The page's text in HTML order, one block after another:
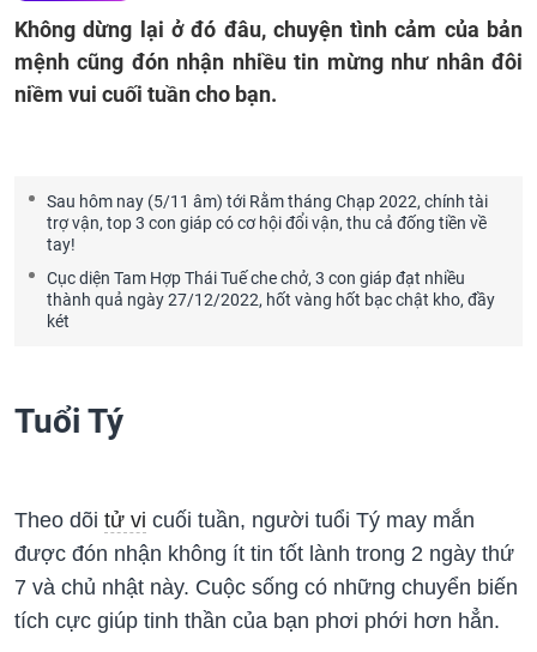
Không dừng lại ở đó đâu, chuyện tình cảm của bản
mệnh cũng đón nhận nhiều tin mừng như nhân đôi
niềm vui cuối tuần cho bạn.
Sau hôm nay (5/11 âm) tới Rằm tháng Chạp 2022, chính tài
trợ vận, top 3 con giáp có cơ hội đổi vận, thu cả đống tiền về
tay!
Cục diện Tam Hợp Thái Tuế che chở, 3 con giáp đạt nhiều
thành quả ngày 27/12/2022, hốt vàng hốt bạc chật kho, đầy
két
Tuổi Tý
Theo dõi tử vi cuối tuần, người tuổi Tý may mắn
được đón nhận không ít tin tốt lành trong 2 ngày thứ
7 và chủ nhật này. Cuộc sống có những chuyển biến
tích cực giúp tinh thần của bạn phơi phới hơn hẳn.